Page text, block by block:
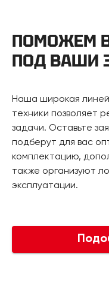
ПОМОЖЕМ
ПОД ВАШИ
Наша широкая
техники позволяет
задачи. Оставьте
подберут для вас
комплектацию,
также организуют
эксплуатации.